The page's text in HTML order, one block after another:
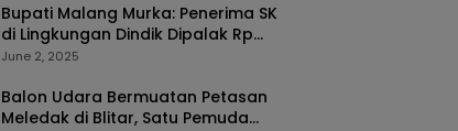
Bupati Malang Murka: Penerima SK
di Lingkungan Dindik Dipalak Rp
150 Ribu Pakai Modus Tumpengan,
June 2, 2025
Balon Udara Bermuatan Petasan
Meledak di Blitar, Satu Pemuda